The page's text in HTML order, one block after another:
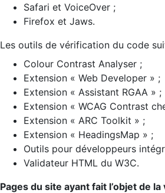
Safari et VoiceOver ;
Firefox et Jaws.
Les outils de vérification du code
Colour Contrast Analyser ;
Extension « Web Developer » ;
Extension « Assistant RGAA » ;
Extension « WCAG Contrast
Extension « ARC Toolkit » ;
Extension « HeadingsMap » ;
Outils pour développeurs
Validateur HTML du W3C.
Pages du site ayant fait l’objet de